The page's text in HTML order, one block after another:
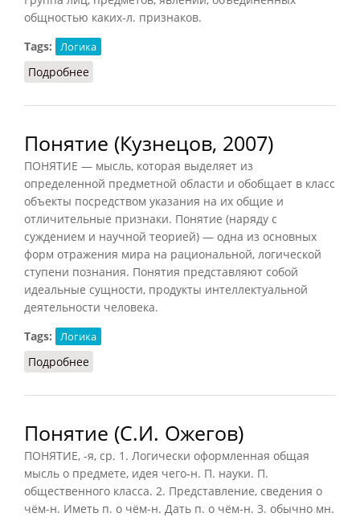
общностью каких-л. признаков.
Tags:
Логика
Подробнее
Понятие (Кузнецов, 2007)
ПОНЯТИЕ — мысль, которая выделяет из
определенной предметной области и обобщает в класс
объекты посредством указания на их общие и
отличительные признаки. Понятие (наряду с
суждением и научной теорией) — одна из основных
форм отражения мира на рациональной, логической
ступени познания. Понятия представляют собой
идеальные сущности, продукты интеллектуальной
деятельности человека.
Tags:
Логика
Подробнее
Понятие (С.И. Ожегов)
ПОНЯТИЕ, -я, ср. 1. Логически оформленная общая
мысль о предмете, идея чего-н. П. науки. П.
общественного класса. 2. Представление, сведения о
чём-н. Иметь п. о чём-н. Дать п. о чём-н. 3. обычно мн.